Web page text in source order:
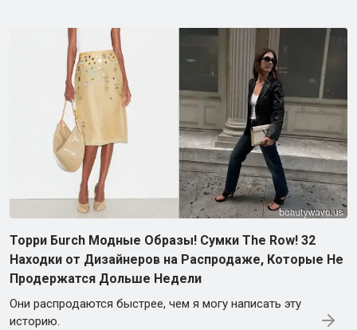
Торри Бurch Модные Образы! Сумки The Row! 32
Находки от Дизайнеров на Распродаже, Которые Не
Продержатся Дольше Недели
Они распродаются быстрее, чем я могу написать эту
историю.